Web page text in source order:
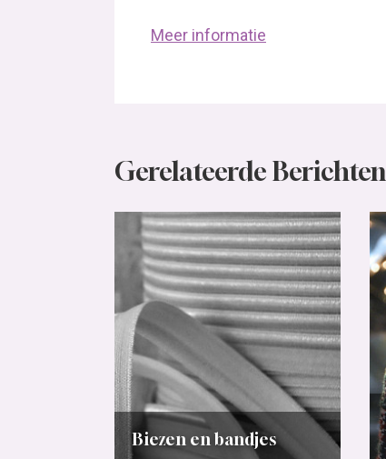
Meer informatie
Gerelateerde Berichten
Biezen en bandjes